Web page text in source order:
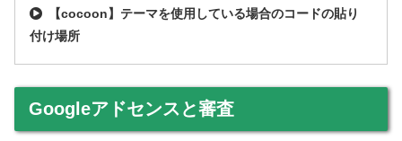
【cocoon】テーマを使用している場合のコードの貼り
付け場所
Googleアドセンスと審査